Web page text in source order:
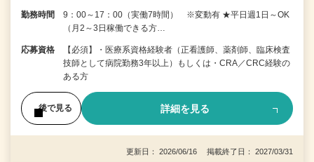
勤務時間
9：00～17：00（実働7時間） ※変動有 ★平日週1日～OK
（月2～3日稼働できる方…
応募資格
【必須】・医療系資格経験者（正看護師、薬剤師、臨床検査
技師として病院勤務3年以上）もしくは・CRA／CRC経験の
ある方
後で見る 詳細を見る
更新日： 2026/06/16 掲載終了日： 2027/03/31